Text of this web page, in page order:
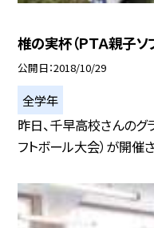
椎の実杯（ＰＴＡ親子ソ
公開日 2018/10/29
全学年
昨日、千早高校さんのグ
フトボール大会）が開催